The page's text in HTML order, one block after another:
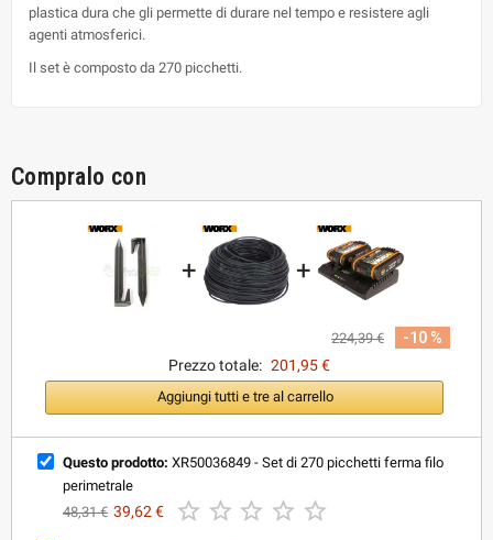
plastica dura che gli permette di durare nel tempo e resistere agli
agenti atmosferici.
Il set è composto da 270 picchetti.
Compralo con
+ +
224,39 €
-10 %
Prezzo totale: 201,95 €
Aggiungi tutti e tre al carrello
Questo prodotto: XR50036849 - Set di 270 picchetti ferma filo
perimetrale
48,31 € 39,62 €     